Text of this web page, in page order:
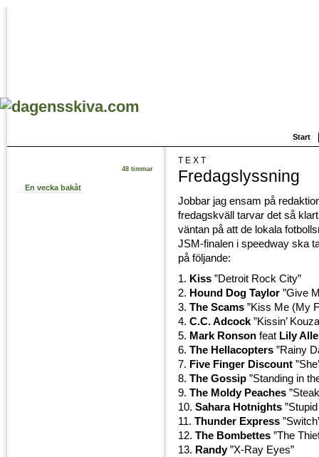
Start
48 timmar
En vecka bakåt
TEXT
Fredagslyssning
Jobbar jag ensam på
fredagskväll tarvar det så
väntan på att de lokala
JSM-finalen i speedway ska
på följande:
1. Kiss ”Detroit Rock City”
2. Hound Dog Taylor ”Give
3. The Scams ”Kiss Me (My
4. C.C. Adcock”Kissin’
5. Mark Ronson feat Lily
6. The Hellacopters ”Rainy
7. Five Finger Discount
8. The Gossip ”Standing in
9. The Moldy Peaches
10. Sahara Hotnights
11. Thunder Express
12. The Bombettes ”The
13. Randy”X-Ray Eyes”